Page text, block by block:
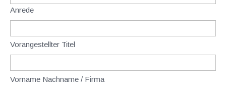
Anrede
Vorangestellter Titel
Vorname Nachname / Firma